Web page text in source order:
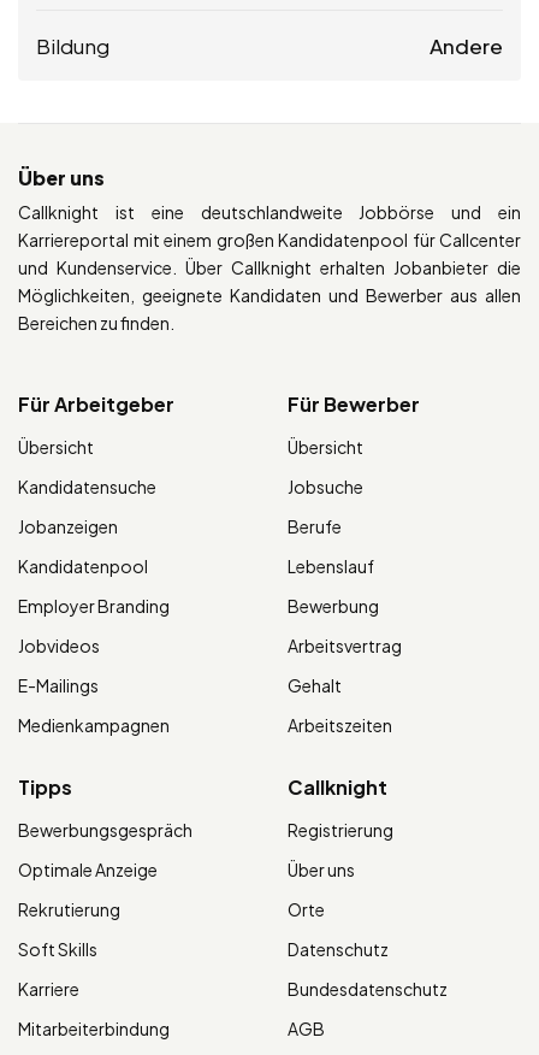
Bildung Andere
Über uns
Callknight ist eine deutschlandweite Jobbörse und ein
Karriereportal mit einem großen Kandidatenpool für Callcenter
und Kundenservice. Über Callknight erhalten Jobanbieter die
Möglichkeiten, geeignete Kandidaten und Bewerber aus allen
Bereichen zu finden.
Für Arbeitgeber
Übersicht
Kandidatensuche
Jobanzeigen
Kandidatenpool
Employer Branding
Jobvideos
E-Mailings
Medienkampagnen
Für Bewerber
Übersicht
Jobsuche
Berufe
Lebenslauf
Bewerbung
Arbeitsvertrag
Gehalt
Arbeitszeiten
Tipps
Bewerbungsgespräch
Optimale Anzeige
Rekrutierung
Soft Skills
Karriere
Mitarbeiterbindung
Callknight
Registrierung
Über uns
Orte
Datenschutz
Bundesdatenschutz
AGB